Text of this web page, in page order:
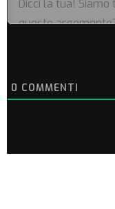
0 COMMENTI